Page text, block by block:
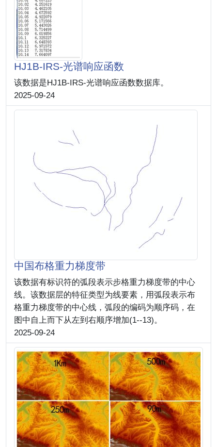
HJ1B-IRS-光谱响应函数
该数据是HJ1B-IRS-光谱响应函数数据库。
2025-09-24
中国布格重力梯度带
该数据有标识符的弧段表示步格重力梯度带的中心
线。该数据层的特征类型为线要素，用弧段表示布
格重力梯度带的中心线，弧段的编码为顺序码，在
图中自上而下从左到右顺序增加(1--13)。
2025-09-24